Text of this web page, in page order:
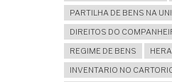
PARTILHA DE BENS NA
DIREITOS DO
REGIME DE BENS
INVENTARIO NO